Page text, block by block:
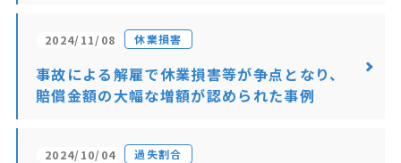
2024/11/08 休業損害
事故による解雇で休業損害等が争点となり、
賠償金額の大幅な増額が認められた事例
2024/10/04 過失割合